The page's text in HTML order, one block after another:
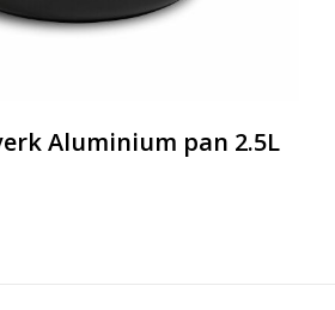
Aluminium pan 2.5L